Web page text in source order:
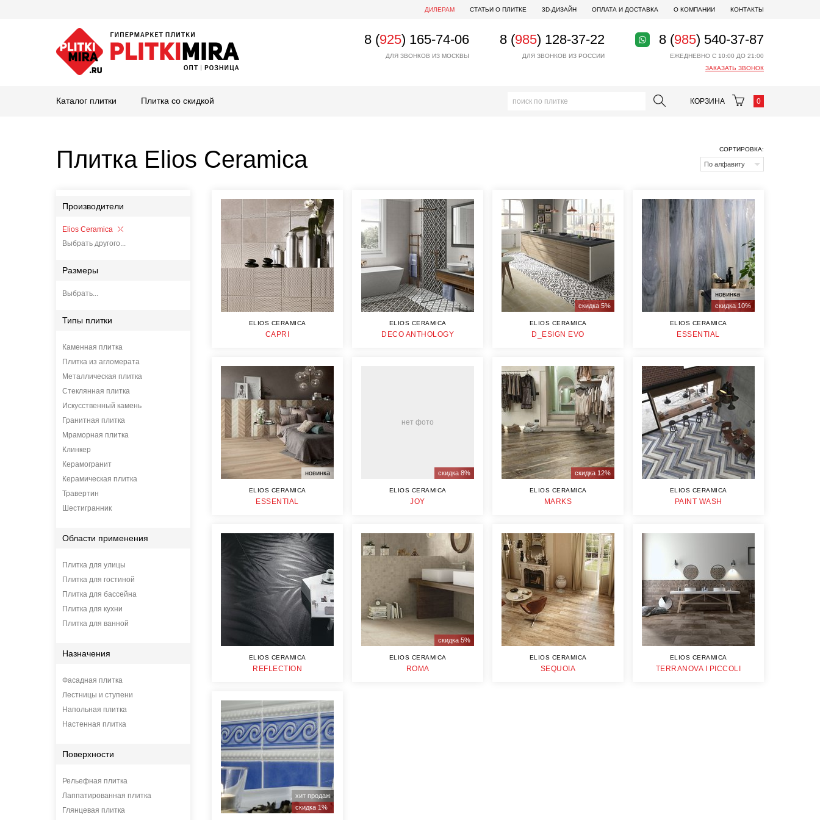
ДИЛЕРАМ СТАТЬИ О ПЛИТКЕ 3D-ДИЗАЙН ОПЛАТА И ДОСТАВКА О КОМПАНИИ КОНТАКТЫ
8 (925) 165-74-06
ДЛЯ ЗВОНКОВ ИЗ МОСКВЫ
8 (985) 128-37-22
ДЛЯ ЗВОНКОВ ИЗ РОССИИ
8 (985) 540-37-87
ЕЖЕДНЕВНО С 10:00 ДО 21:00
ЗАКАЗАТЬ ЗВОНОК
Каталог плитки Плитка со скидкой КОРЗИНА 0
Плитка Elios Ceramica СОРТИРОВКА:
По алфавиту
Производители
Elios Ceramica
Выбрать другого...
Размеры
Выбрать...
Типы плитки
Каменная плитка
Плитка из агломерата
Металлическая плитка
Стеклянная плитка
Искусственный камень
Гранитная плитка
Мраморная плитка
Клинкер
Керамогранит
Керамическая плитка
Травертин
Шестигранник
Области применения
Плитка для улицы
Плитка для гостиной
Плитка для бассейна
Плитка для кухни
Плитка для ванной
Назначения
Фасадная плитка
Лестницы и ступени
Напольная плитка
Настенная плитка
Поверхности
Рельефная плитка
Лаппатированная плитка
Глянцевая плитка
ELIOS CERAMICA
CAPRI
ELIOS CERAMICA
DECO ANTHOLOGY
скидка 5%
ELIOS CERAMICA
D_ESIGN EVO
новинка
скидка 10%
ELIOS CERAMICA
ESSENTIAL
новинка
ELIOS CERAMICA
ESSENTIAL
нет фото
скидка 8%
ELIOS CERAMICA
JOY
скидка 12%
ELIOS CERAMICA
MARKS
ELIOS CERAMICA
PAINT WASH
ELIOS CERAMICA
REFLECTION
скидка 5%
ELIOS CERAMICA
ROMA
ELIOS CERAMICA
SEQUOIA
ELIOS CERAMICA
TERRANOVA I PICCOLI
хит продаж
скидка 1%